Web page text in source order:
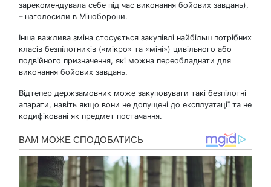
зарекомендувала себе під час виконання бойових завдань),
– наголосили в Міноборони.
Інша важлива зміна стосується закупівлі найбільш потрібних
класів безпілотників («мікро» та «міні») цивільного або
подвійного призначення, які можна переобладнати для
виконання бойових завдань.
Відтепер держзамовник може закуповувати такі безпілотні
апарати, навіть якщо вони не допущені до експлуатації та не
кодифіковані як предмет постачання.